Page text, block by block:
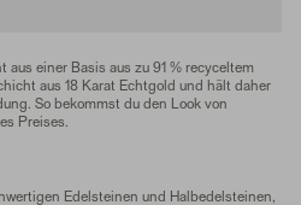
aus einer Basis aus zu 91 % recyceltem
aus 18 Karat Echtgold und hält daher
So bekommst du den Look von
Preises.
Edelsteinen und Halbedelsteinen,